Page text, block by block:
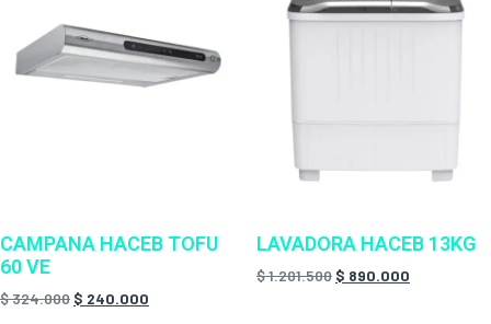
CAMPANA HACEB TOFU
60 VE
$324.000 $ 240.000
LAVADORA HACEB 13KG
$1.201.500 $ 890.000